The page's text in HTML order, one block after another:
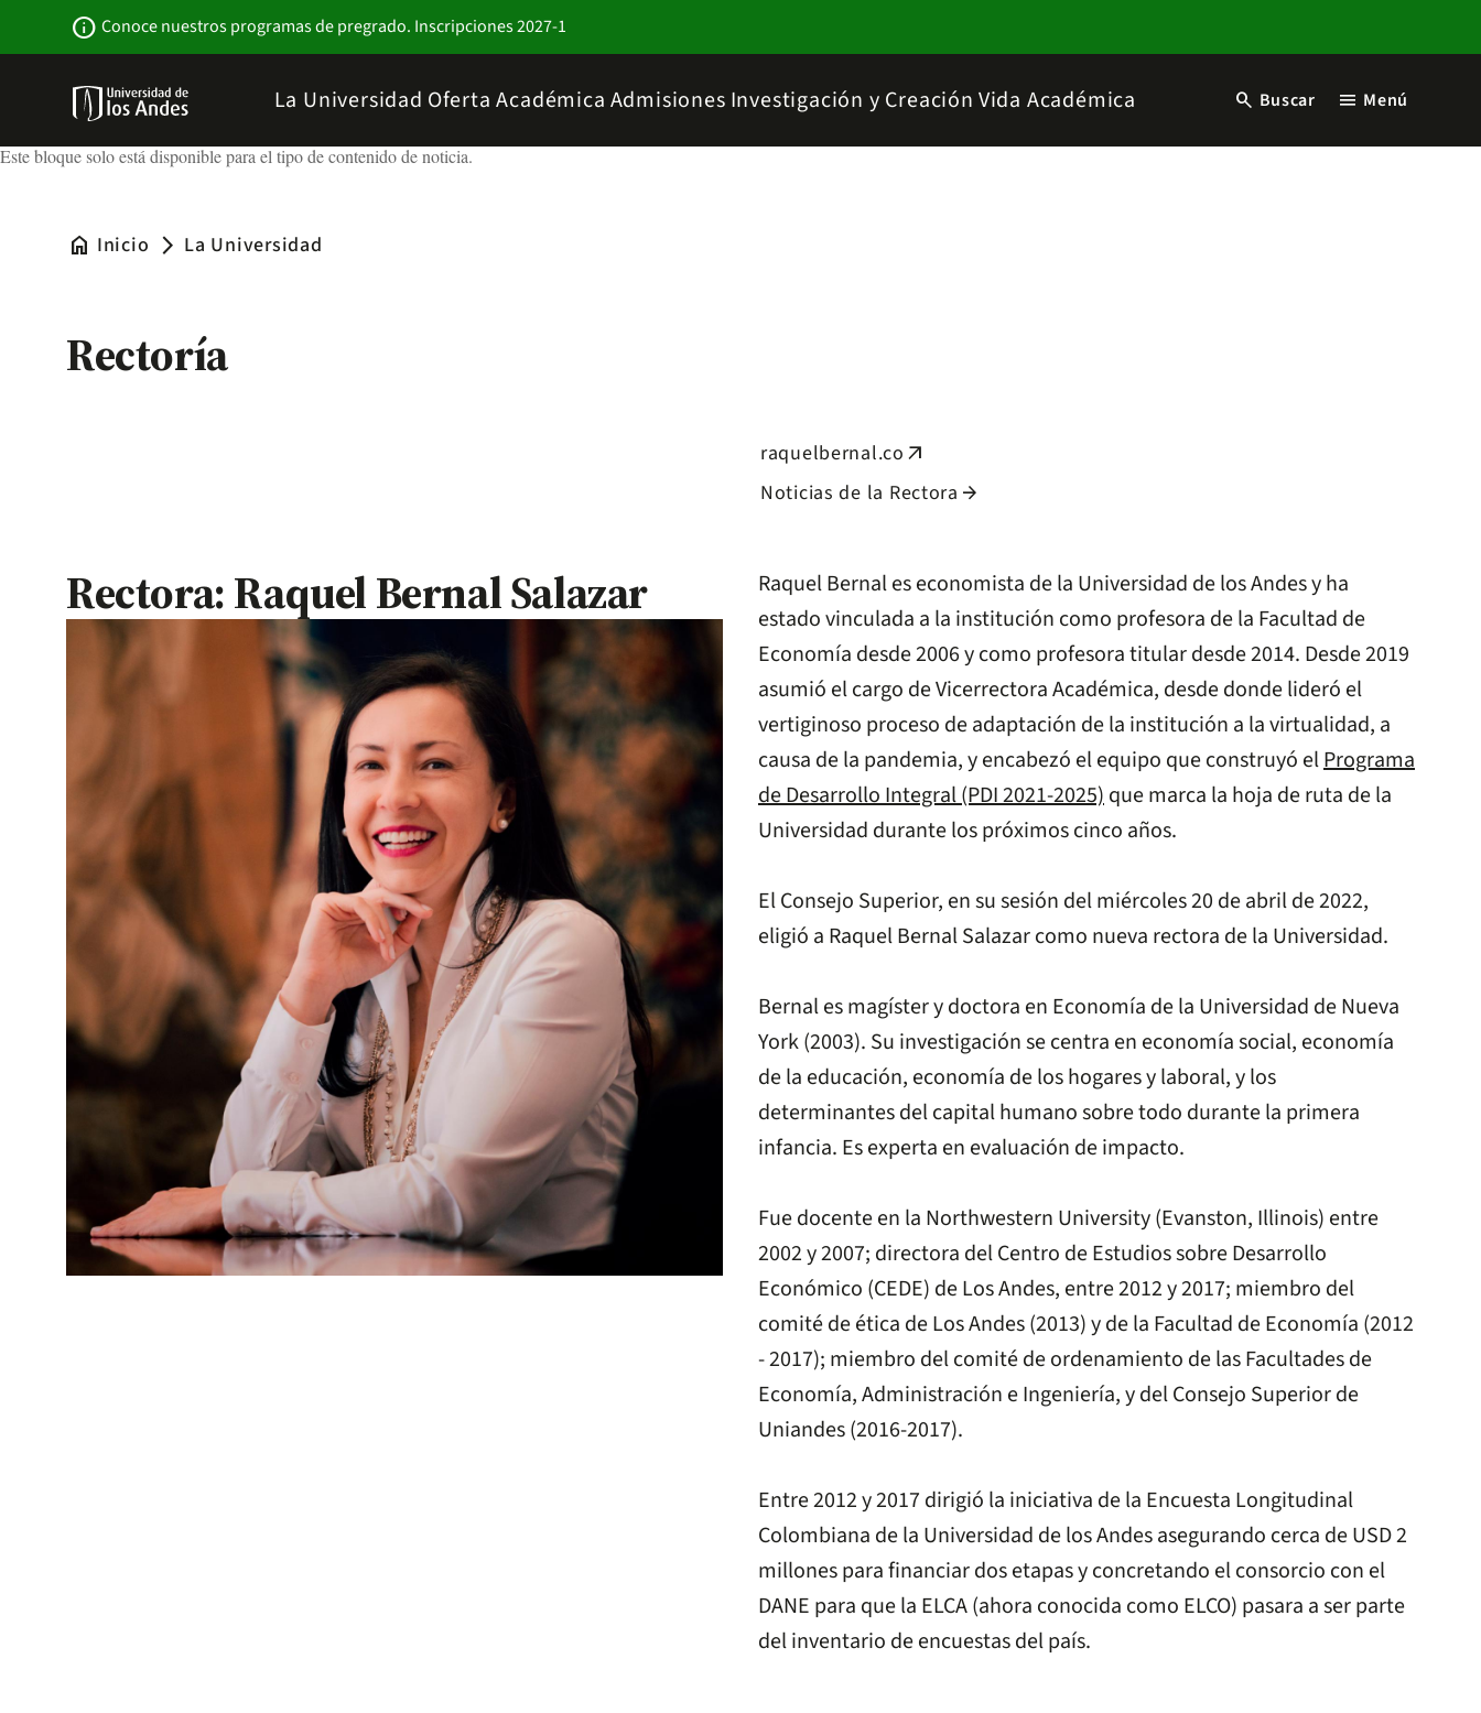
info Conoce nuestros programas de pregrado. Inscripciones 2027-1
Sitio
La Universidad Oferta Académica Admisiones Investigación y Creación Vida Académica search Buscar menu Menú
Este bloque solo está disponible para el tipo de contenido de noticia.
home Inicio arrow_forward_ios La Universidad
Rectoría
raquelbernal.co arrow_outward
Noticias de la Rectora arrow_forward
Rectora: Raquel Bernal Salazar
Raquel Bernal es economista de la Universidad de los Andes y ha
estado vinculada a la institución como profesora de la Facultad de
Economía desde 2006 y como profesora titular desde 2014. Desde 2019
asumió el cargo de Vicerrectora Académica, desde donde lideró el
vertiginoso proceso de adaptación de la institución a la virtualidad, a
causa de la pandemia, y encabezó el equipo que construyó elPrograma
de Desarrollo Integral (PDI 2021-2025)que marca la hoja de ruta de la
Universidad durante los próximos cinco años.
El Consejo Superior, en su sesión del miércoles 20 de abril de 2022,
eligió a Raquel Bernal Salazar como nueva rectora de la Universidad.
Bernal es magíster y doctora en Economía de la Universidad de Nueva
York (2003). Su investigación se centra en economía social, economía
de la educación, economía de los hogares y laboral, y los
determinantes del capital humano sobre todo durante la primera
infancia. Es experta en evaluación de impacto.
Fue docente en la Northwestern University (Evanston, Illinois) entre
2002 y 2007; directora del Centro de Estudios sobre Desarrollo
Económico (CEDE) de Los Andes, entre 2012 y 2017; miembro del
comité de ética de Los Andes (2013) y de la Facultad de Economía (2012
- 2017); miembro del comité de ordenamiento de las Facultades de
Economía, Administración e Ingeniería, y del Consejo Superior de
Uniandes (2016-2017).
Entre 2012 y 2017 dirigió la iniciativa de la Encuesta Longitudinal
Colombiana de la Universidad de los Andes asegurando cerca de USD 2
millones para financiar dos etapas y concretando el consorcio con el
DANE para que la ELCA (ahora conocida como ELCO) pasara a ser parte
del inventario de encuestas del país.